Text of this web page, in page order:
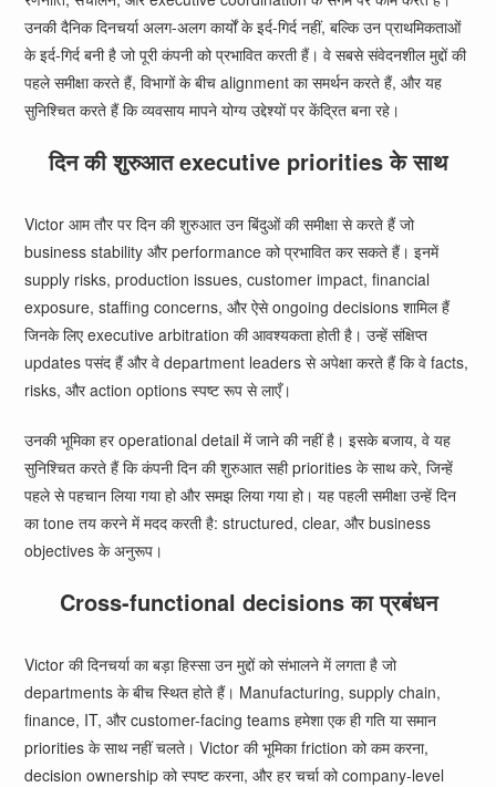
उनकी दैनिक दिनचर्या अलग-अलग कार्यों के इर्द-गिर्द नहीं, बल्कि उन प्राथमिकताओं
के इर्द-गिर्द बनी है जो पूरी कंपनी को प्रभावित करती हैं। वे सबसे संवेदनशील मुद्दों की
पहले समीक्षा करते हैं, विभागों के बीच alignment का समर्थन करते हैं, और यह
सुनिश्चित करते हैं कि व्यवसाय मापने योग्य उद्देश्यों पर केंद्रित बना रहे।
दिन की शुरुआत executive priorities के साथ
Victor आम तौर पर दिन की शुरुआत उन बिंदुओं की समीक्षा से करते हैं जो
business stability और performance को प्रभावित कर सकते हैं। इनमें
supply risks, production issues, customer impact, financial
exposure, staffing concerns, और ऐसे ongoing decisions शामिल हैं
जिनके लिए executive arbitration की आवश्यकता होती है। उन्हें संक्षिप्त
updates पसंद हैं और वे department leaders से अपेक्षा करते हैं कि वे facts,
risks, और action options स्पष्ट रूप से लाएँ।
उनकी भूमिका हर operational detail में जाने की नहीं है। इसके बजाय, वे यह
सुनिश्चित करते हैं कि कंपनी दिन की शुरुआत सही priorities के साथ करे, जिन्हें
पहले से पहचान लिया गया हो और समझ लिया गया हो। यह पहली समीक्षा उन्हें दिन
का tone तय करने में मदद करती है: structured, clear, और business
objectives के अनुरूप।
Cross-functional decisions का प्रबंधन
Victor की दिनचर्या का बड़ा हिस्सा उन मुद्दों को संभालने में लगता है जो
departments के बीच स्थित होते हैं। Manufacturing, supply chain,
finance, IT, और customer-facing teams हमेशा एक ही गति या समान
priorities के साथ नहीं चलते। Victor की भूमिका friction को कम करना,
decision ownership को स्पष्ट करना, और हर चर्चा को company-level